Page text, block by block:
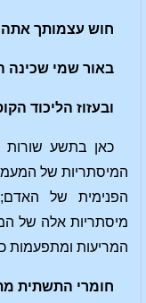
חוש עצמותך
באור שמי שכינה
ובעזוז הליכוד
כאן בתשע שורות
המיסתריות של
הפנימית של
מיסתריות אלה של
המריעות ומתפעמות
חומרי התשתית